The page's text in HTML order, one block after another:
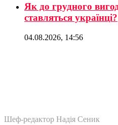
Як до грудного
ставляться українці?
04.08.2026, 14:56
Шеф-редактор Надія Сеник